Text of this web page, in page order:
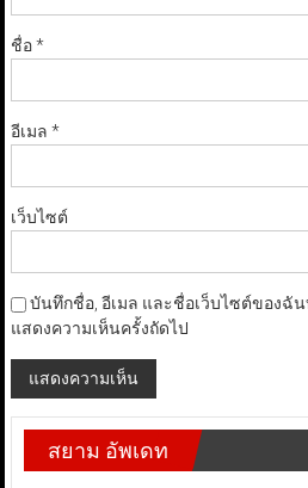
ชื่อ*
อีเมล *
เว็บไซต์
บันทึกชื่อ, อีเมล และชื่อเว็บไซต์ของฉั
แสดงความเห็นครั้งถัดไป
สยาม อัพเดท